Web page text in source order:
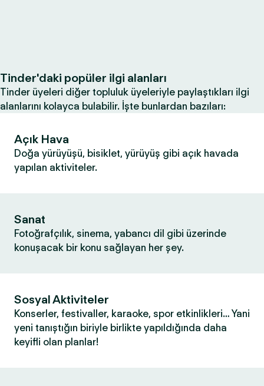
Tinder'daki popüler ilgi alanları
Tinder üyeleri diğer topluluk üyeleriyle paylaştıkları ilgi
alanlarını kolayca bulabilir. İşte bunlardan bazıları:
Açık Hava
Doğa yürüyüşü, bisiklet, yürüyüş gibi açık havada
yapılan aktiviteler.
Sanat
Fotoğrafçılık, sinema, yabancı dil gibi üzerinde
konuşacak bir konu sağlayan her şey.
Sosyal Aktiviteler
Konserler, festivaller, karaoke, spor etkinlikleri… Yani
yeni tanıştığın biriyle birlikte yapıldığında daha
keyifli olan planlar!